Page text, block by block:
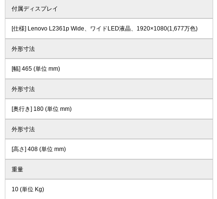
付属ディスプレイ
[仕様] Lenovo L2361p Wide、ワイドLED液晶、1920×1080(1,677万色)
外形寸法
[幅] 465 (単位 mm)
外形寸法
[奥行き] 180 (単位 mm)
外形寸法
[高さ] 408 (単位 mm)
重量
10 (単位 Kg)